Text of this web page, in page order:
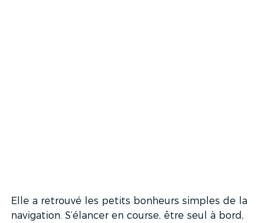
Elle a retrouvé les petits bonheurs simples de la
navigation. S’élancer en course, être seul à bord,